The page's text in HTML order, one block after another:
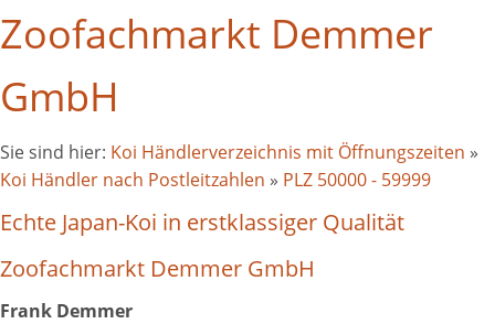
Zoofachmarkt Demmer
GmbH
Sie sind hier: Koi Händlerverzeichnis mit Öffnungszeiten »
Koi Händler nach Postleitzahlen » PLZ 50000 - 59999
Echte Japan-Koi in erstklassiger Qualität
Zoofachmarkt Demmer GmbH
Frank Demmer